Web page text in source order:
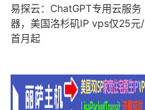
易探云：ChatGPT专用云服务
器，美国洛杉矶IP vps仅25元/
首月起